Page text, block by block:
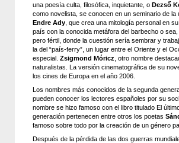
una poesía culta, filosófica, inquietante, o Dezső
como novelista, se conocen en un seminario de
Endre Ady , que crea una mitología personal en
país con la conocida metáfora del barbecho o
pero fértil, donde la cuestión sería sembrar y
la del “país-ferry”, un lugar entre el Oriente y el
especial. Zsigmond Móricz , otro nombre
naturalistas. La versión cinematográfica de su
los cines de Europa en el año 2006.
Los nombres más conocidos de la segunda
pueden conocer los lectores españoles por su
nombre se hizo famoso con el libro titulado El
generación pertenecen entre otros los poetas
famoso sobre todo por la creación de un género
Después de la pérdida de las dos guerras